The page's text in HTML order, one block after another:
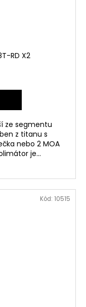
RD X2
ze segmentu
z titanu s
nebo 2 MOA
je...
Kód: 10515